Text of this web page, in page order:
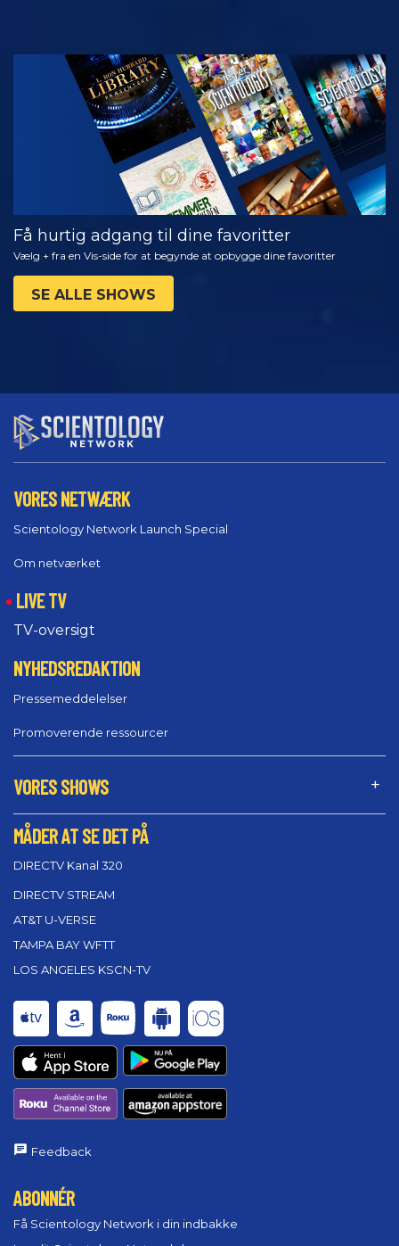
SE
UDFORSK
SERIEN
Få hurtig adgang til dine favoritter
Vælg + fra en Vis-side for at begynde at opbygge dine favoritter
SE ALLE SHOWS
VORES NETWÆRK
Scientology Network Launch Special
Om netværket
LIVE TV
TV-oversigt
NYHEDSREDAKTION
Pressemeddelelser
Promoverende ressourcer
VORES SHOWS
MÅDER AT SE DET PÅ
DIRECTV Kanal 320
DIRECTV STREAM
AT&T U-VERSE
TAMPA BAY WFTT
LOS ANGELES KSCN-TV
Feedback
ABONNÉR
Få Scientology Network i din indbakke